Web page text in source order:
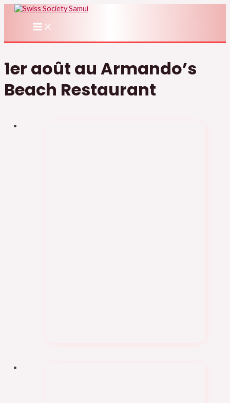
Aller
MAIN
MENU
1er août au Armando’s
Beach Restaurant